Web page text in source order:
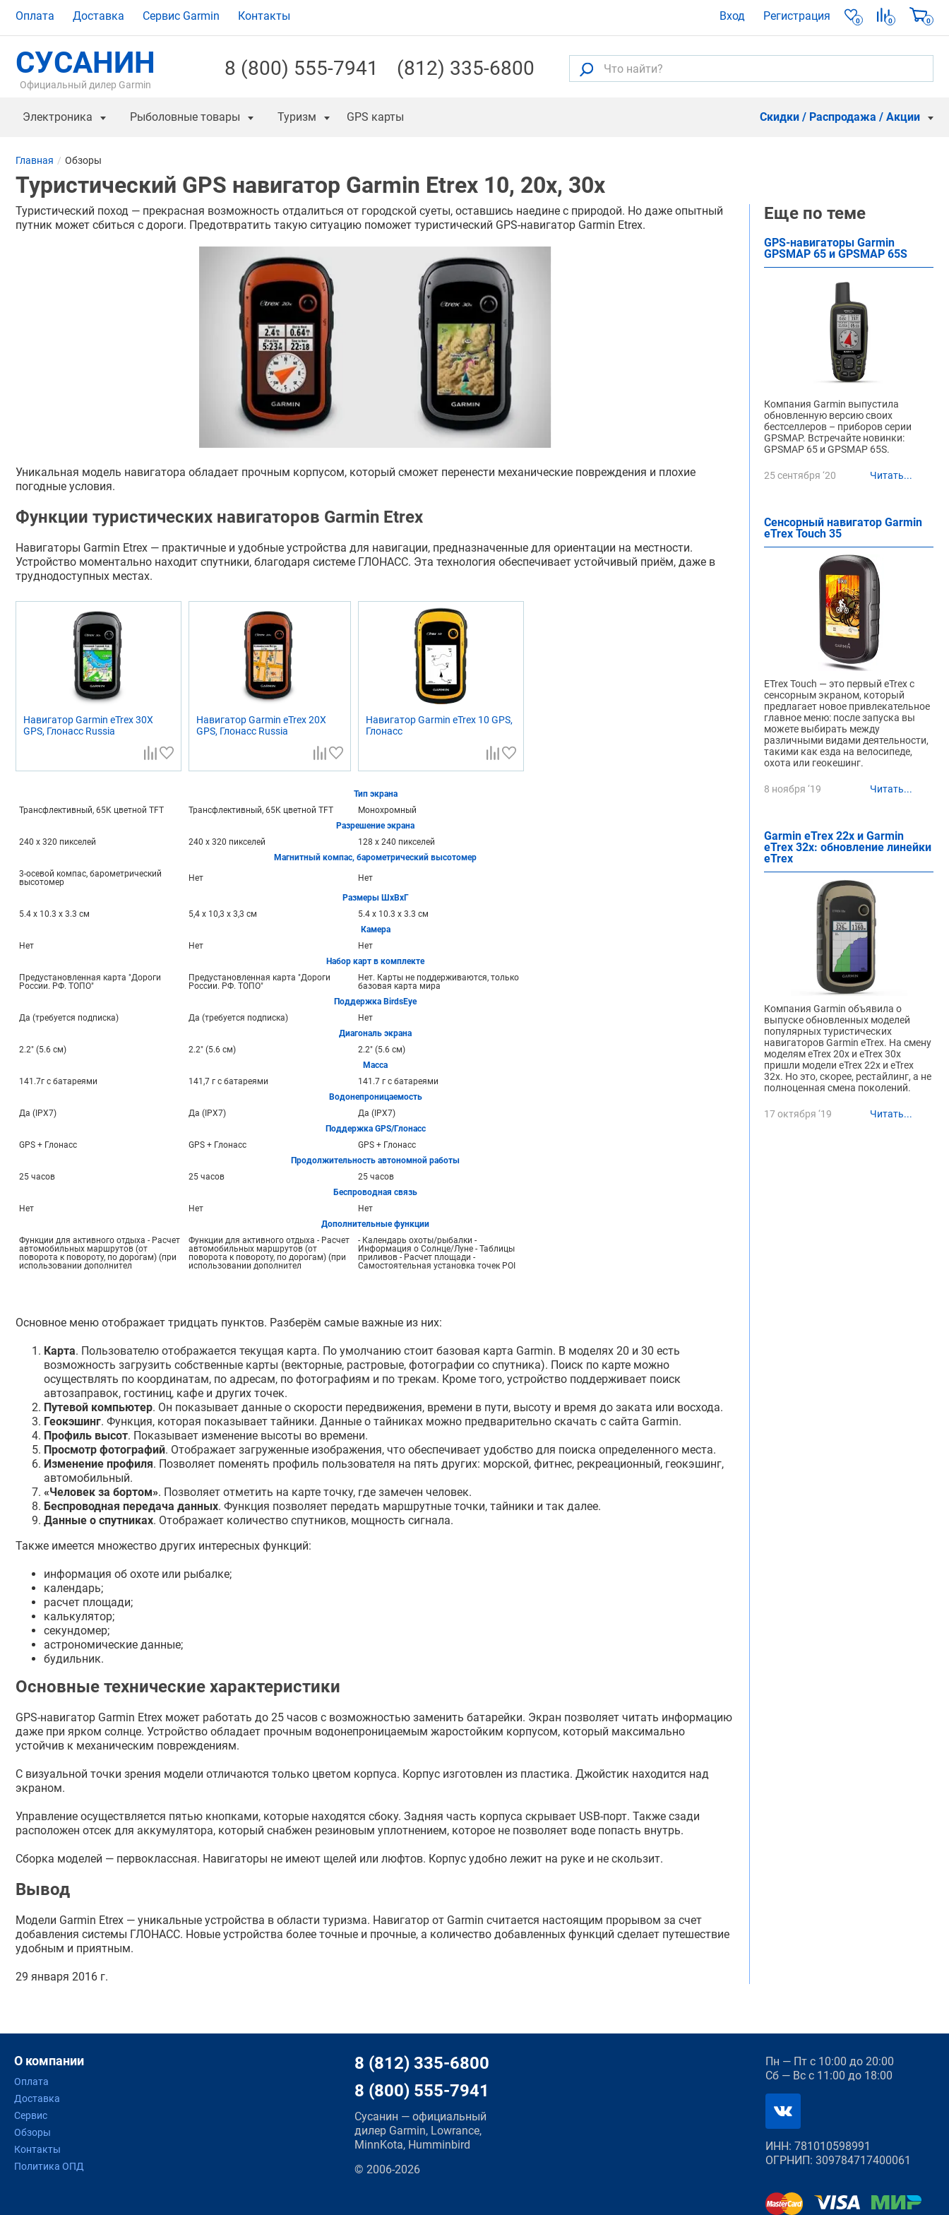
Оплата Доставка Сервис Garmin Контакты Вход Регистрация 0 0 0
СУСАНИН
Официальный дилер Garmin
8 (800) 555-7941 (812) 335-6800
Электроника Рыболовные товары Туризм GPS карты Скидки / Распродажа / Акции
Главная Обзоры
Туристический GPS навигатор Garmin Etrex 10, 20x, 30x
Туристический поход — прекрасная возможность отдалиться от городской суеты, оставшись наедине с природой. Но даже опытный
путник может сбиться с дороги. Предотвратить такую ситуацию поможет туристический GPS-навигатор Garmin Etrex.
Уникальная модель навигатора обладает прочным корпусом, который сможет перенести механические повреждения и плохие
погодные условия.
Функции туристических навигаторов Garmin Etrex
Навигаторы Garmin Etrex — практичные и удобные устройства для навигации, предназначенные для ориентации на местности.
Устройство моментально находит спутники, благодаря системе ГЛОНАСС. Эта технология обеспечивает устойчивый приём, даже в
труднодоступных местах.
Навигатор Garmin eTrex 30X
GPS, Глонасс Russia
Навигатор Garmin eTrex 20X
GPS, Глонасс Russia
Навигатор Garmin eTrex 10 GPS,
Глонасс
Тип экрана
Трансфлективный, 65K цветной TFT
Трансфлективный, 65K цветной TFT
Монохромный
Разрешение экрана
240 x 320 пикселей
240 x 320 пикселей
128 х 240 пикселей
Магнитный компас, барометрический высотомер
3-осевой компас, барометрический
высотомер
Нет
Нет
Размеры ШхВхГ
5.4 x 10.3 x 3.3 см
5,4 x 10,3 x 3,3 см
5.4 x 10.3 x 3.3 см
Камера
Нет
Нет
Нет
Набор карт в комплекте
Предустановленная карта "Дороги
России. РФ. ТОПО"
Предустановленная карта "Дороги
России. РФ. ТОПО"
Нет. Карты не поддерживаются, только
базовая карта мира
Поддержка BirdsEye
Да (требуется подписка)
Да (требуется подписка)
Нет
Диагональ экрана
2.2" (5.6 см)
2.2" (5.6 см)
2.2" (5.6 см)
Масса
141.7г с батареями
141,7 г с батареями
141.7 г с батареями
Водонепроницаемость
Да (IPX7)
Да (IPX7)
Да (IPX7)
Поддержка GPS/Глонасс
GPS + Глонасс
GPS + Глонасс
GPS + Глонасс
Продолжительность автономной работы
25 часов
25 часов
25 часов
Беспроводная связь
Нет
Нет
Нет
Дополнительные функции
Функции для активного отдыха - Расчет
автомобильных маршрутов (от
поворота к повороту, по дорогам) (при
использовании дополнител
Функции для активного отдыха - Расчет
автомобильных маршрутов (от
поворота к повороту, по дорогам) (при
использовании дополнител
- Календарь охоты/рыбалки -
Информация о Солнце/Луне - Таблицы
приливов - Расчет площади -
Самостоятельная установка точек POI
Основное меню отображает тридцать пунктов. Разберём самые важные из них:
Карта. Пользователю отображается текущая карта. По умолчанию стоит базовая карта Garmin. В моделях 20 и 30 есть
возможность загрузить собственные карты (векторные, растровые, фотографии со спутника). Поиск по карте можно
осуществлять по координатам, по адресам, по фотографиям и по трекам. Кроме того, устройство поддерживает поиск
автозаправок, гостиниц, кафе и других точек.
Путевой компьютер. Он показывает данные о скорости передвижения, времени в пути, высоту и время до заката или восхода.
Геокэшинг. Функция, которая показывает тайники. Данные о тайниках можно предварительно скачать с сайта Garmin.
Профиль высот. Показывает изменение высоты во времени.
Просмотр фотографий. Отображает загруженные изображения, что обеспечивает удобство для поиска определенного места.
Изменение профиля. Позволяет поменять профиль пользователя на пять других: морской, фитнес, рекреационный, геокэшинг,
автомобильный.
«Человек за бортом». Позволяет отметить на карте точку, где замечен человек.
Беспроводная передача данных. Функция позволяет передать маршрутные точки, тайники и так далее.
Данные о спутниках. Отображает количество спутников, мощность сигнала.
Также имеется множество других интересных функций:
информация об охоте или рыбалке;
календарь;
расчет площади;
калькулятор;
секундомер;
астрономические данные;
будильник.
Основные технические характеристики
GPS-навигатор Garmin Etrex может работать до 25 часов с возможностью заменить батарейки. Экран позволяет читать информацию
даже при ярком солнце. Устройство обладает прочным водонепроницаемым жаростойким корпусом, который максимально
устойчив к механическим повреждениям.
С визуальной точки зрения модели отличаются только цветом корпуса. Корпус изготовлен из пластика. Джойстик находится над
экраном.
Управление осуществляется пятью кнопками, которые находятся сбоку. Задняя часть корпуса скрывает USB-порт. Также сзади
расположен отсек для аккумулятора, который снабжен резиновым уплотнением, которое не позволяет воде попасть внутрь.
Сборка моделей — первоклассная. Навигаторы не имеют щелей или люфтов. Корпус удобно лежит на руке и не скользит.
Вывод
Модели Garmin Etrex — уникальные устройства в области туризма. Навигатор от Garmin считается настоящим прорывом за счет
добавления системы ГЛОНАСС. Новые устройства более точные и прочные, а количество добавленных функций сделает путешествие
удобным и приятным.
29 января 2016 г.
Еще по теме
GPS-навигаторы Garmin
GPSMAP 65 и GPSMAP 65S
Компания Garmin выпустила
обновленную версию своих
бестселлеров – приборов серии
GPSMAP. Встречайте новинки:
GPSMAP 65 и GPSMAP 65S.
25 сентября ‘20 Читать...
Сенсорный навигатор Garmin
eTrex Touch 35
ETrex Touch — это первый eTrex с
сенсорным экраном, который
предлагает новое привлекательное
главное меню: после запуска вы
можете выбирать между
различными видами деятельности,
такими как езда на велосипеде,
охота или геокешинг.
8 ноября ‘19 Читать...
Garmin eTrex 22x и Garmin
eTrex 32x: обновление линейки
eTrex
Компания Garmin объявила о
выпуске обновленных моделей
популярных туристических
навигаторов Garmin eTrex. На смену
моделям eTrex 20x и eTrex 30x
пришли модели eTrex 22x и eTrex
32x. Но это, скорее, рестайлинг, а не
полноценная смена поколений.
17 октября ‘19 Читать...
О компании
Оплата
Доставка
Сервис
Обзоры
Контакты
Политика ОПД
8 (812) 335-6800
8 (800) 555-7941
Сусанин — официальный
дилер Garmin, Lowrance,
MinnKota, Humminbird
© 2006-2026
Пн — Пт с 10:00 до 20:00
Сб — Вс с 11:00 до 18:00
ИНН: 781010598991
ОГРНИП: 309784717400061